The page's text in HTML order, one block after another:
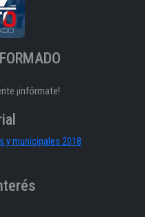
¡infórmate!
y municipales 2018